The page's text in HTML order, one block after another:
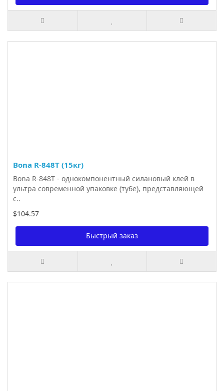
Bona R-848T (15кг)
Bona R-848T - однокомпонентный силановый клей в
ультра современной упаковке (тубе), представляющей
с..
$104.57
Быстрый заказ